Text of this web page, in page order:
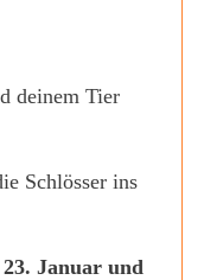
deinem Tier
Schlösser ins
Januar und